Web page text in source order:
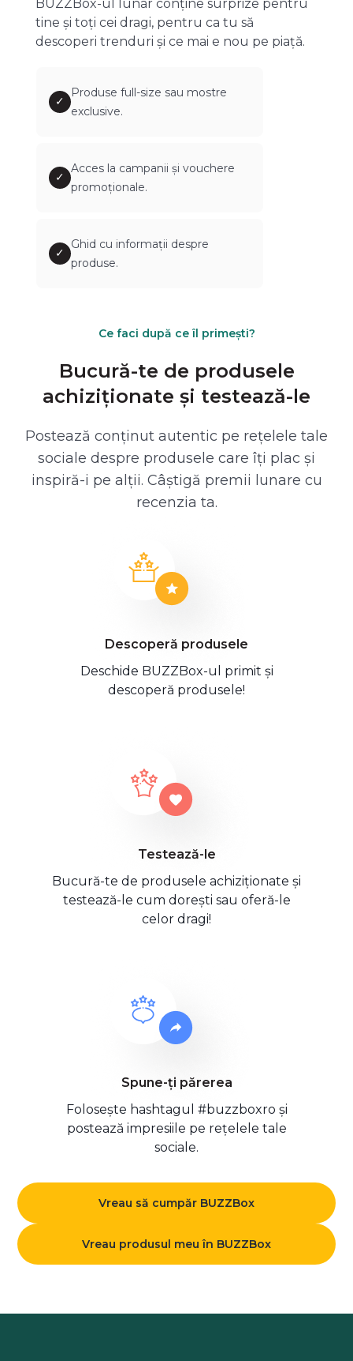
BUZZBox-ul lunar conține surprize pentru
tine și toți cei dragi, pentru ca tu să
descoperi trenduri și ce mai e nou pe piață.
✓
Produse full-size sau mostre
exclusive.
✓
Acces la campanii și vouchere
promoționale.
✓
Ghid cu informații despre
produse.
Ce faci după ce îl primești?
Bucură-te de produsele
achiziționate și testează-le
Postează conținut autentic pe rețelele tale
sociale despre produsele care îți plac și
inspiră-i pe alții. Câștigă premii lunare cu
recenzia ta.
Descoperă produsele
Deschide BUZZBox-ul primit și
descoperă produsele!
Testează-le
Bucură-te de produsele achiziționate și
testează-le cum dorești sau oferă-le
celor dragi!
Spune-ți părerea
Folosește hashtagul #buzzboxro și
postează impresiile pe rețelele tale
sociale.
Vreau să cumpăr BUZZBox
Vreau produsul meu în BUZZBox